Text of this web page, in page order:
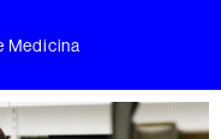
Medicina